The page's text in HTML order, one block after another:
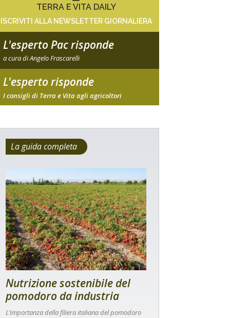
TERRA E VITA DAILY
ISCRIVITI ALLA NEWSLETTER GIORNALIERA
L'esperto Pac risponde
a cura di Angelo Frascarelli
L'esperto risponde
I consigli di Terra e Vita agli agricoltori
La guida completa
Nutrizione sostenibile del
pomodoro da industria
L’importanza della filiera italiana del pomodoro